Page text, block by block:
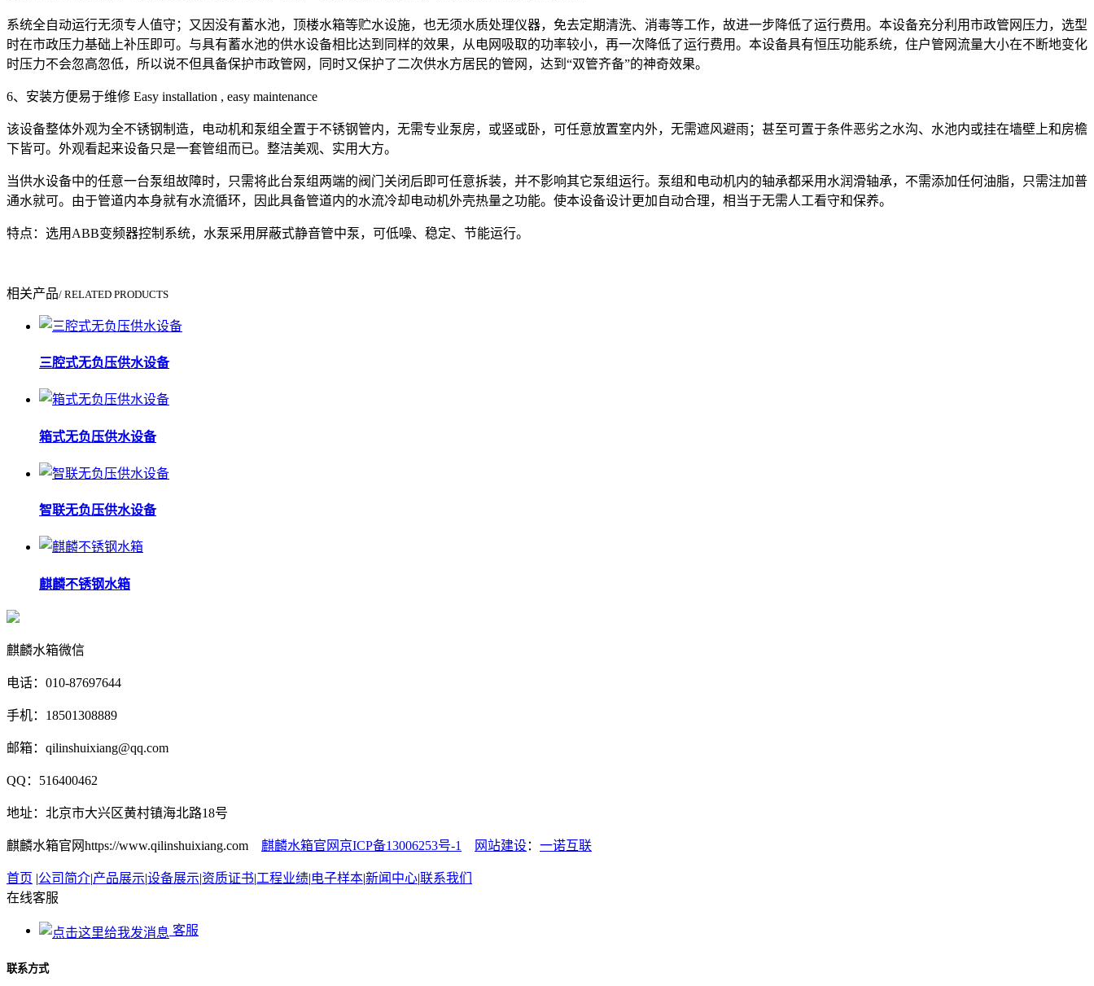
系统全自动运行无须专人值守；又因没有蓄水池，顶楼水箱等贮水设施，也无须水质处理仪器，免去定期清洗、消毒等工作，故进一步降低了运行费用。本设备充分利用市政管网压力，选型
时在市政压力基础上补压即可。与具有蓄水池的供水设备相比达到同样的效果，从电网吸取的功率较小，再一次降低了运行费用。本设备具有恒压功能系统，住户管网流量大小在不断地变化
时压力不会忽高忽低，所以说不但具备保护市政管网，同时又保护了二次供水方居民的管网，达到“双管齐备”的神奇效果。
6、安装方便易于维修 Easy installation , easy maintenance
该设备整体外观为全不锈钢制造，电动机和泵组全置于不锈钢管内，无需专业泵房，或竖或卧，可任意放置室内外，无需遮风避雨；甚至可置于条件恶劣之水沟、水池内或挂在墙壁上和房檐
下皆可。外观看起来设备只是一套管组而已。整洁美观、实用大方。
当供水设备中的任意一台泵组故障时，只需将此台泵组两端的阀门关闭后即可任意拆装，并不影响其它泵组运行。泵组和电动机内的轴承都采用水润滑轴承，不需添加任何油脂，只需注加普
通水就可。由于管道内本身就有水流循环，因此具备管道内的水流冷却电动机外壳热量之功能。使本设备设计更加自动合理，相当于无需人工看守和保养。
特点：选用ABB变频器控制系统，水泵采用屏蔽式静音管中泵，可低噪、稳定、节能运行。
相关产品/ RELATED PRODUCTS
三腔式无负压供水设备
箱式无负压供水设备
智联无负压供水设备
麒麟不锈钢水箱
麒麟水箱微信
电话：010-87697644
手机：18501308889
邮箱：qilinshuixiang@qq.com
QQ：516400462
地址：北京市大兴区黄村镇海北路18号
麒麟水箱官网https://www.qilinshuixiang.com 麒麟水箱官网京ICP备13006253号-1 网站建设： 一诺互联
首页 |公司简介|产品展示|设备展示|资质证书|工程业绩|电子样本|新闻中心|联系我们
在线客服
客服
联系方式